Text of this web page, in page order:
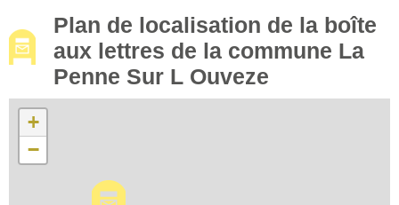
Plan de localisation de la boîte
aux lettres de la commune La
Penne Sur L Ouveze
+
−